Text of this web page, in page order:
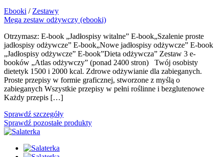
Ebooki / Zestawy
Mega zestaw odżywczy (ebooki)
Otrzymasz: E-book „Jadłospisy witalne” E-book„Szalenie proste
jadłospisy odżywcze” E-book„Nowe jadłospisy odżywcze” E-book
„Jadłospisy odżywcze” E-book”Dieta odżywcza” Zestaw 3 e-
booków „Atlas odżywczy” (ponad 2400 stron) Twój osobisty
dietetyk 1500 i 2000 kcal. Zdrowe odżywianie dla zabieganych.
Proste przepisy w formie graficznej, stworzone z myślą o
zabieganych Wszystkie przepisy w pełni roślinne i bezglutenowe
Każdy przepis […]
Sprawdź szczegóły
Sprawdź pozostałe produkty